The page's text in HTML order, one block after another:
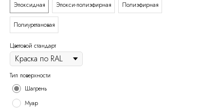
Эпоксидная
Эпокси-полиэфирная Полиэфирная
Полиуретановая
Цветовой стандарт
Тип поверхности
Шагрень
Муар